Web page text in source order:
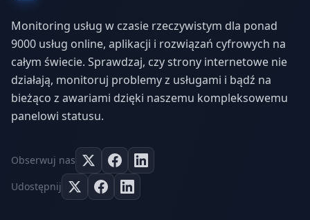
Monitoring usług w czasie rzeczywistym dla ponad
9000 usług online, aplikacji i rozwiązań cyfrowych na
całym świecie. Sprawdzaj, czy strony internetowe nie
działają, monitoruj problemy z usługami i bądź na
bieżąco z awariami dzięki naszemu kompleksowemu
panelowi statusu.
Obserwuj nas
Udostępnij